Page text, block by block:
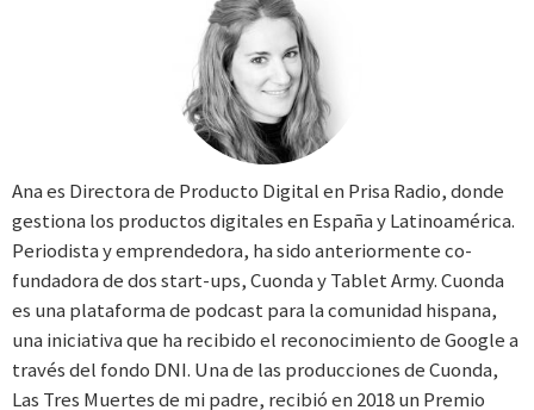
Ana es Directora de Producto Digital en Prisa Radio, donde
gestiona los productos digitales en España y Latinoamérica.
Periodista y emprendedora, ha sido anteriormente co-
fundadora de dos start-ups, Cuonda y Tablet Army. Cuonda
es una plataforma de podcast para la comunidad hispana,
una iniciativa que ha recibido el reconocimiento de Google a
través del fondo DNI. Una de las producciones de Cuonda,
Las Tres Muertes de mi padre, recibió en 2018 un Premio